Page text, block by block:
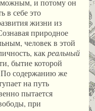
в себе это
жизни из
природное
человек в этой
какреальный
бытие которой
По содержанию же
на путь
пытается
при